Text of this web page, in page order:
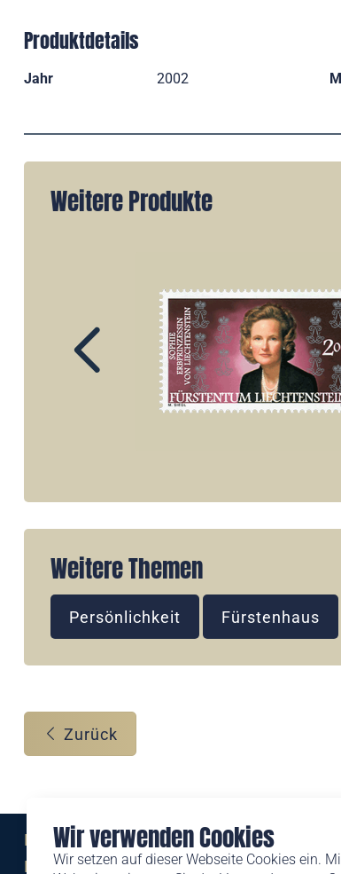
Wir verwenden Cookies
Wir setzen auf dieser Webseite Cookies ein.
Produktdetails
Jahr 2002
Weitere Produkte
Weitere Themen
Persönlichkeit Fürstenhaus
Zurück
Eine Marke der
Liechtensteinischen Post AG